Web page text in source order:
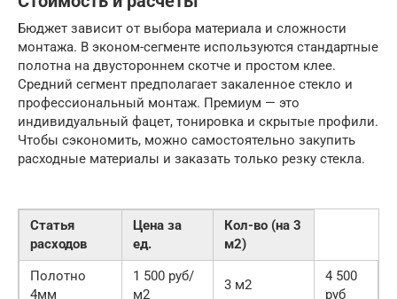
Бюджет зависит от выбора материала и сложности
монтажа. В эконом-сегменте используются стандартные
полотна на двустороннем скотче и простом клее.
Средний сегмент предполагает закаленное стекло и
профессиональный монтаж. Премиум — это
индивидуальный фацет, тонировка и скрытые профили.
Чтобы сэкономить, можно самостоятельно закупить
расходные материалы и заказать только резку стекла.
Статья
расходов
Цена за
ед.
Кол-во (на 3
м2)
Полотно
4мм
1 500 руб/
м2
3 м2
4 500
руб